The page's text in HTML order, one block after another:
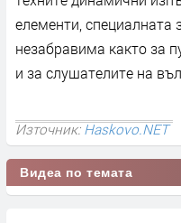
елементи, специалната
незабравима както за
и за слушателите на
Източник:Haskovo.NET
Видеа по темата